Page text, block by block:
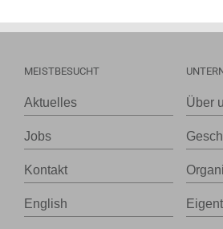
MEISTBESUCHT
Aktuelles
Jobs
Kontakt
English
Über